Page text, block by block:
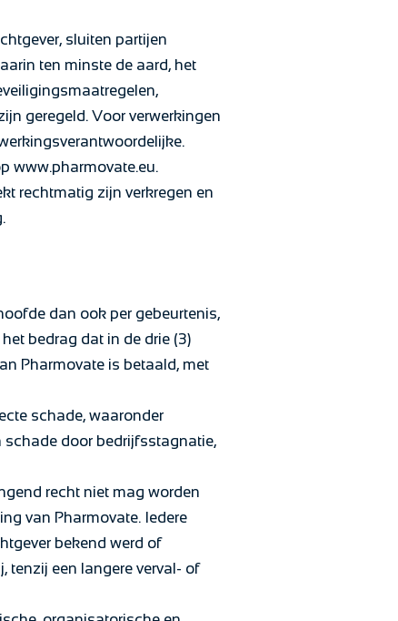
sluiten partijen
ten minste de aard, het
geregeld. Voor verwerkingen
www.pharmovate.eu.
rechtmatig zijn verkregen en
dan ook per gebeurtenis,
bedrag dat in de drie (3)
Pharmovate is betaald, met
schade, waaronder
schade door bedrijfsstagnatie,
recht niet mag worden
van Pharmovate. Iedere
bekend werd of
tenzij een langere verval- of